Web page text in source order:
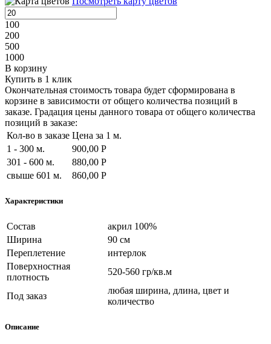
100
200
500
1000
В корзину
Купить в 1 клик
Окончательная стоимость товара будет сформирована в
корзине в зависимости от общего количества позиций в
заказе. Градация цены данного товара от общего количества
позиций в заказе:
Кол-во в заказе Цена за 1 м.
1 - 300 м.
900,00 Р
301 - 600 м.
880,00 Р
свыше 601 м.
860,00 Р
Характеристики
Состав
акрил 100%
Ширина
90 см
Переплетение
интерлок
Поверхностная
плотность
520-560 гр/кв.м
Под заказ
любая ширина, длина, цвет и
количество
Описание